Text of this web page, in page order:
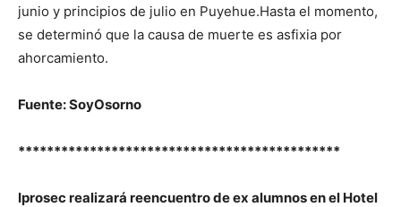
junio y principios de julio en Puyehue.Hasta el momento,
se determinó que la causa de muerte es asfixia por
ahorcamiento.
Fuente: SoyOsorno
*********************************************
Iprosec realizará reencuentro de ex alumnos en el Hotel